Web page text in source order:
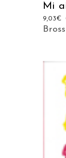
Mi
9,03€